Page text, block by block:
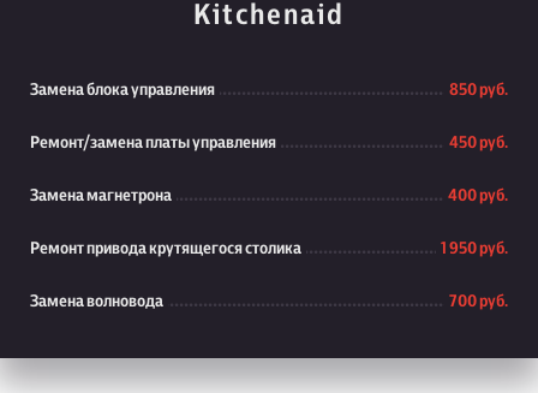
Kitchenaid
Замена блока управления 850 руб.
Ремонт/замена платы управления 450 руб.
Замена магнетрона 400 руб.
Ремонт привода крутящегося столика 1 950 руб.
Замена волновода 700 руб.